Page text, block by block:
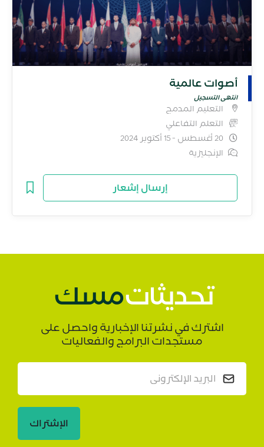
أصوات عالمية
انتهى التسجيل
التعليم المدمج
التعلم التفاعلي
20 أغسطس - 15 أكتوبر 2024
الإنجليزية
إرسال إشعار
مسكتحديثات
اشترك في نشرتنا الإخبارية واحصل على
مستجدات البرامج والفعاليات
الإشتراك